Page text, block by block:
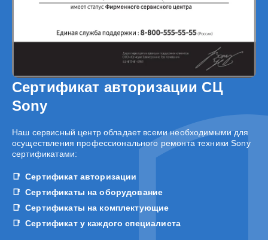
Сертификат авторизации СЦ
Sony
Наш сервисный центр обладает всеми необходимыми для
осуществления профессионального ремонта техники Sony
сертификатами:
Сертификат авторизации
Сертификаты на оборудование
Сертификаты на комплектующие
Сертификат у каждого специалиста